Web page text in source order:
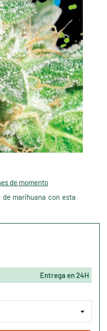
de momento
marihuana con esta
Entrega en 24H